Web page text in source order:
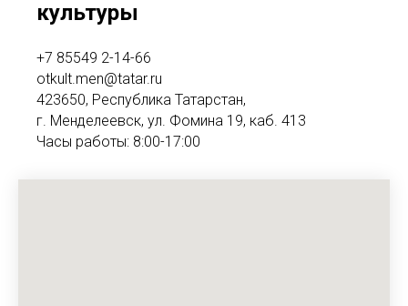
культуры
+7 85549 2-14-66
otkult.men@tatar.ru
423650, Республика Татарстан,
г. Менделеевск, ул. Фомина 19, каб. 413
Часы работы: 8:00-17:00